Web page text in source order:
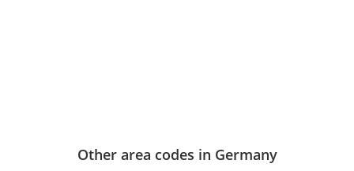
Other area codes in Germany